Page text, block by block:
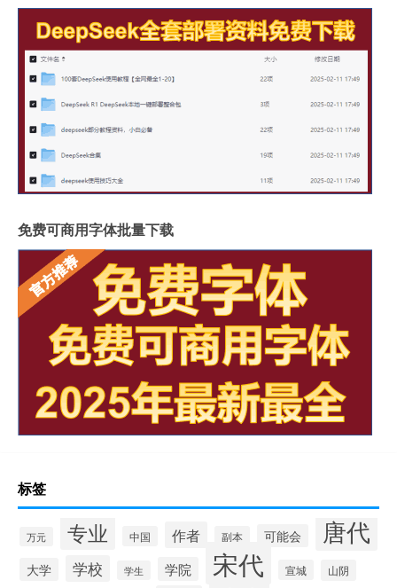
免费可商用字体批量下载
标签
万元 专业 中国 作者 副本 可能会 唐代
大学 学校 学生 学院 宋代 宣城 山阴